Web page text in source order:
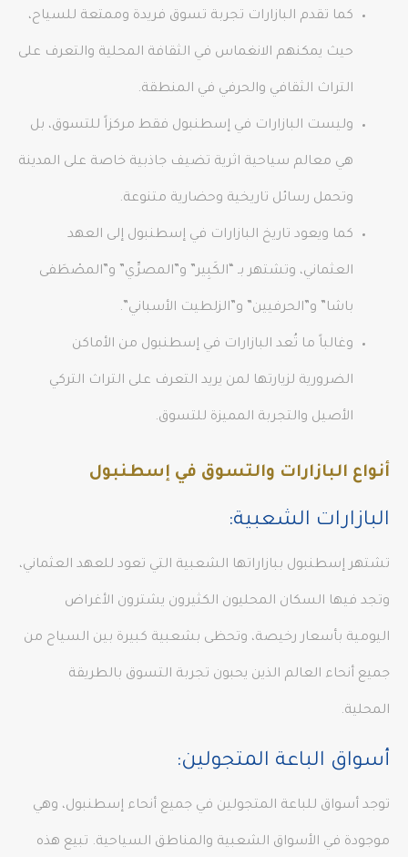
كما تقدم البازارات تجربة تسوق فريدة وممتعة للسياح،
حيث يمكنهم الانغماس في الثقافة المحلية والتعرف على
التراث الثقافي والحرفي في المنطقة.
وليست البازارات في إسطنبول فقط مركزاً للتسوق، بل
هي معالم سياحية اثرية تضيف جاذبية خاصة على المدينة
وتحمل رسائل تاريخية وحضارية متنوعة.
كما ويعود تاريخ البازارات في إسطنبول إلى العهد
العثماني، وتشتهر بـ “الكَبِير” و”المصرِّي” و”المصْطَفى
باشا” و”الحرفيين” و”الزلطيت الأسباني”.
وغالباً ما تُعد البازارات في إسطنبول من الأماكن
الضرورية لزيارتها لمن يريد التعرف على التراث التركي
الأصيل والتجربة المميزة للتسوق.
أنواع البازارات والتسوق في إسطنبول
البازارات الشعبية:
تشتهر إسطنبول ببازاراتها الشعبية التي تعود للعهد العثماني،
وتجد فيها السكان المحليون الكثيرون يشترون الأغراض
اليومية بأسعار رخيصة، وتحظى بشعبية كبيرة بين السياح من
جميع أنحاء العالم الذين يحبون تجربة التسوق بالطريقة
المحلية.
أسواق الباعة المتجولين:
توجد أسواق للباعة المتجولين في جميع أنحاء إسطنبول، وهي
موجودة في الأسواق الشعبية والمناطق السياحية. تبيع هذه